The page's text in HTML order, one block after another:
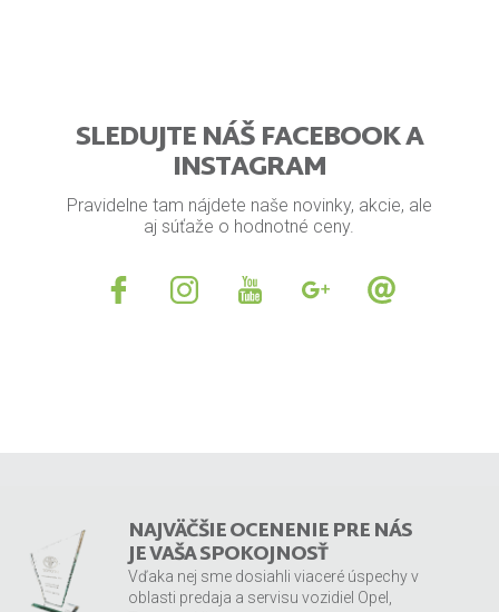
SLEDUJTE NÁŠ FACEBOOK A
INSTAGRAM
Pravidelne tam nájdete naše novinky, akcie, ale
aj súťaže o hodnotné ceny.
NAJVÄČŠIE OCENENIE PRE NÁS
JE VAŠA SPOKOJNOSŤ
Vďaka nej sme dosiahli viaceré úspechy v
oblasti predaja a servisu vozidiel Opel,